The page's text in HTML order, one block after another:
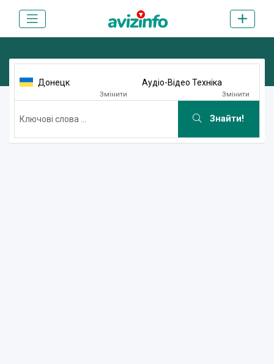
Донецк
Змінити
Аудіо-Відео Техніка
Змінити
Знайти!